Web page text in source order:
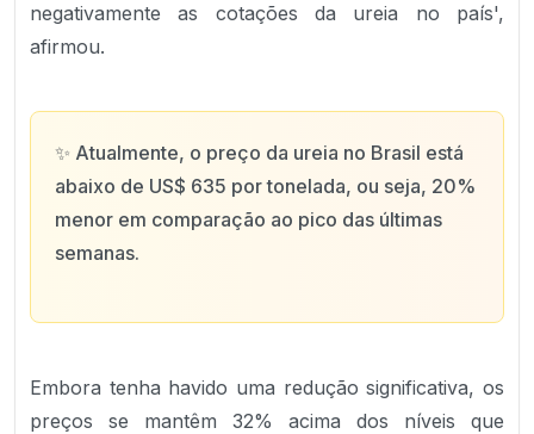
negativamente as cotações da ureia no país',
afirmou.
✨ Atualmente, o preço da ureia no Brasil está
abaixo de US$ 635 por tonelada, ou seja, 20%
menor em comparação ao pico das últimas
semanas.
Embora tenha havido uma redução significativa, os
preços se mantêm 32% acima dos níveis que